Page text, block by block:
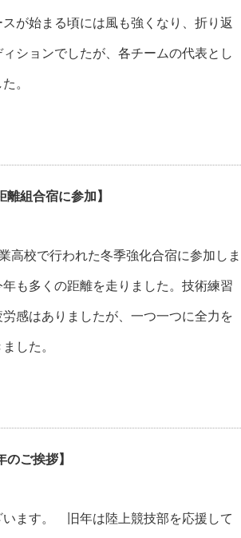
が始まる頃には風も強くなり、折り返
ションでしたが、各チームの代表とし
。
組合宿に参加】
高校で行われた冬季強化合宿に参加しま
も多くの距離を走りました。技術練習
感はありましたが、一つ一つに全力を
した。
ご挨拶】
ます。 旧年は陸上競技部を応援して